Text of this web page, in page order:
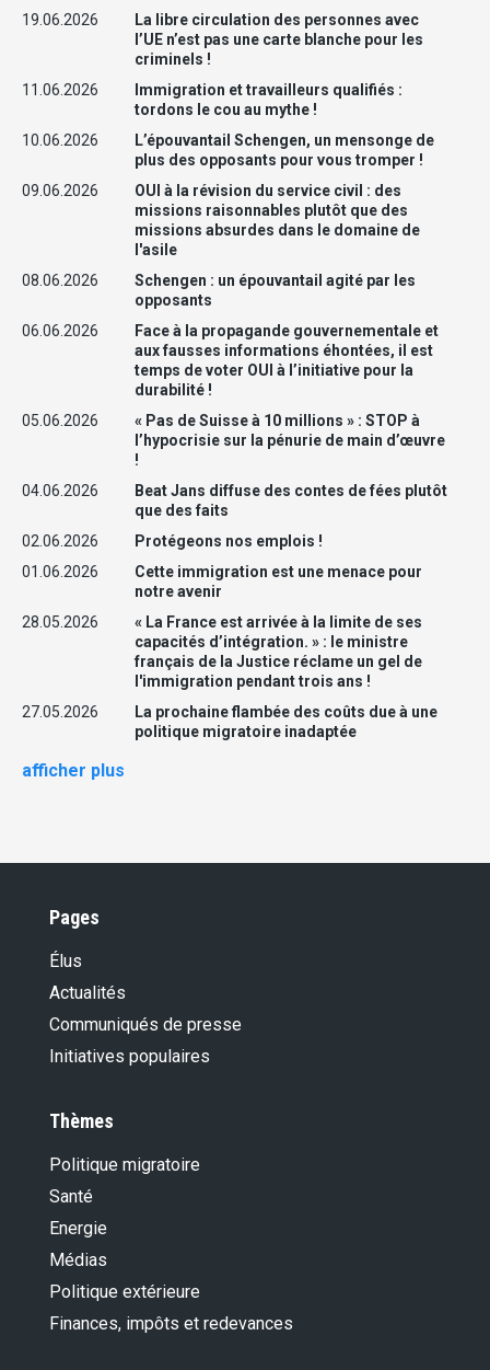
19.06.2026
La libre circulation des personnes avec
l’UE n’est pas une carte blanche pour les
criminels !
11.06.2026
Immigration et travailleurs qualifiés :
tordons le cou au mythe !
10.06.2026
L’épouvantail Schengen, un mensonge de
plus des opposants pour vous tromper !
09.06.2026
OUI à la révision du service civil : des
missions raisonnables plutôt que des
missions absurdes dans le domaine de
l'asile
08.06.2026
Schengen : un épouvantail agité par les
opposants
06.06.2026
Face à la propagande gouvernementale et
aux fausses informations éhontées, il est
temps de voter OUI à l’initiative pour la
durabilité !
05.06.2026
« Pas de Suisse à 10 millions » : STOP à
l’hypocrisie sur la pénurie de main d’œuvre
!
04.06.2026
Beat Jans diffuse des contes de fées plutôt
que des faits
02.06.2026
Protégeons nos emplois !
01.06.2026
Cette immigration est une menace pour
notre avenir
28.05.2026
« La France est arrivée à la limite de ses
capacités d’intégration. » : le ministre
français de la Justice réclame un gel de
l'immigration pendant trois ans !
27.05.2026
La prochaine flambée des coûts due à une
politique migratoire inadaptée
afficher plus
Pages
Élus
Actualités
Communiqués de presse
Initiatives populaires
Thèmes
Politique migratoire
Santé
Energie
Médias
Politique extérieure
Finances, impôts et redevances